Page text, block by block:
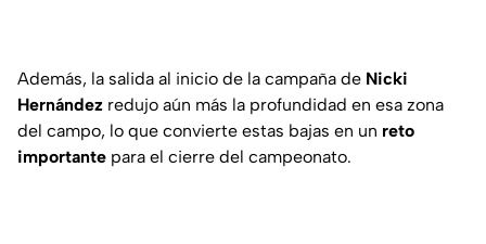
Además, la salida al inicio de la campaña de Nicki
Hernández redujo aún más la profundidad en esa zona
del campo, lo que convierte estas bajas en un reto
importante para el cierre del campeonato.